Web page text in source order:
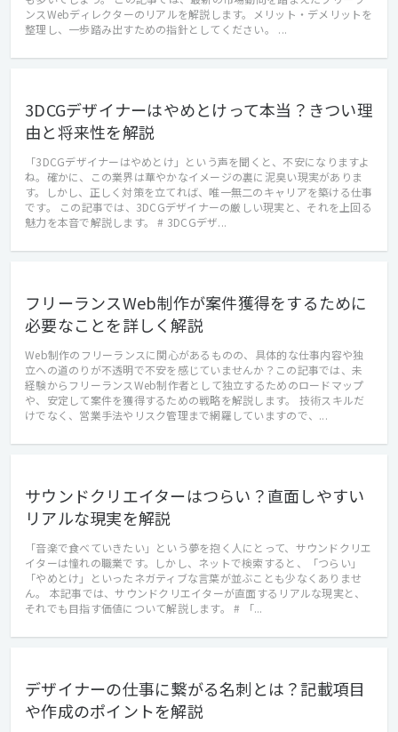
ンスWebディレクターのリアルを解説します。メリット・デメリットを
整理し、一歩踏み出すための指針としてください。 ...
3DCGデザイナーはやめとけって本当？きつい理
由と将来性を解説
「3DCGデザイナーはやめとけ」という声を聞くと、不安になりますよ
ね。確かに、この業界は華やかなイメージの裏に泥臭い現実がありま
す。しかし、正しく対策を立てれば、唯一無二のキャリアを築ける仕事
です。 この記事では、3DCGデザイナーの厳しい現実と、それを上回る
魅力を本音で解説します。 # 3DCGデザ...
フリーランスWeb制作が案件獲得をするために
必要なことを詳しく解説
Web制作のフリーランスに関心があるものの、具体的な仕事内容や独
立への道のりが不透明で不安を感じていませんか？この記事では、未
経験からフリーランスWeb制作者として独立するためのロードマップ
や、安定して案件を獲得するための戦略を解説します。 技術スキルだ
けでなく、営業手法やリスク管理まで網羅していますので、...
サウンドクリエイターはつらい？直面しやすい
リアルな現実を解説
「音楽で食べていきたい」という夢を抱く人にとって、サウンドクリエ
イターは憧れの職業です。しかし、ネットで検索すると、「つらい」
「やめとけ」といったネガティブな言葉が並ぶことも少なくありませ
ん。 本記事では、サウンドクリエイターが直面するリアルな現実と、
それでも目指す価値について解説します。 # 「...
デザイナーの仕事に繋がる名刺とは？記載項目
や作成のポイントを解説